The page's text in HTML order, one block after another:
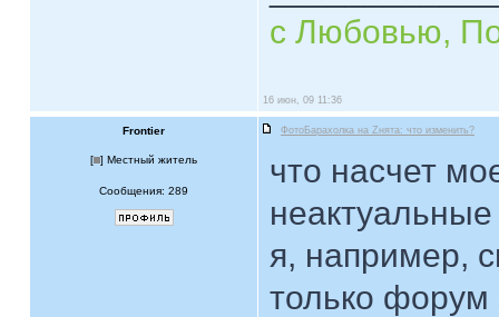
с Любовью,
16 июн, 09 11:36
Frontier ФотоБарахолка на Zнята: что изменить?
[ ] Местный житель
Сообщения: 289
что насчет
я, например,
только форум